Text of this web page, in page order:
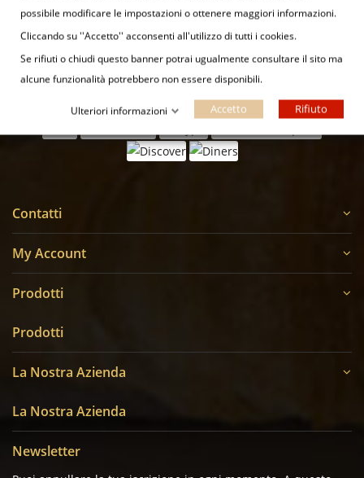
cipiaceassaje.com by Gruppo DNL
Contatti
My Account
Prodotti
Prodotti
La Nostra Azienda
La Nostra Azienda
Newsletter
possibile modificare le impostazioni o ottenere maggiori informazioni.
Cliccando su ''Accetto'' acconsenti all'utilizzo di tutti i cookies.
Se rifiuti o chiudi questo banner potrai ugualmente consultare il sito ma
alcune funzionalità potrebbero non essere disponibili.
Ulteriori informazioni Accetto Rifiuto